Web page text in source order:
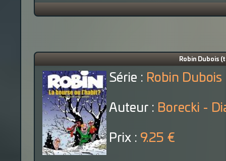
Robin Dubois
Série : Robin Dubois
Auteur : Borecki -
Prix : 9.25 €